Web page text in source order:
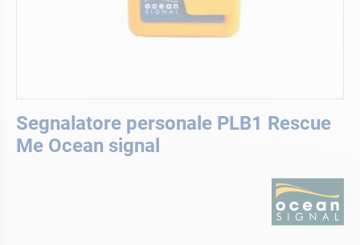
Segnalatore personale PLB1 Rescue
Me Ocean signal
all'inizio
della
galleria